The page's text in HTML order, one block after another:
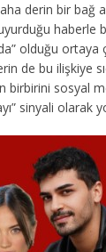
derin bir bağ
haberle
olduğu ortaya
de bu ilişkiye
birbirini sosyal
sinyali olarak